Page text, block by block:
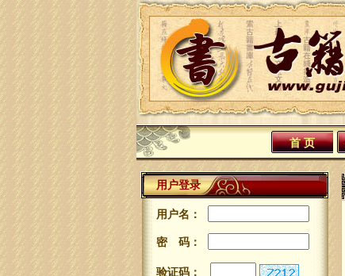
首 页
用户登录
用户名：
密 码：
验证码：